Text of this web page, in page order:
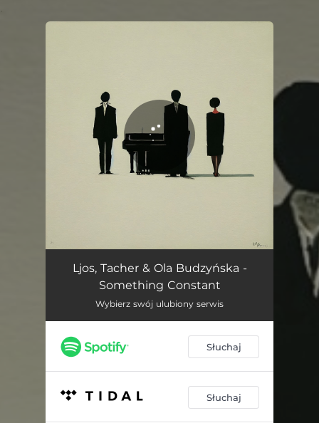
Something Constant 03:28
Ljos, Tacher & Ola Budzyńska -
Something Constant
Wybierz swój ulubiony serwis
Słuchaj
Słuchaj